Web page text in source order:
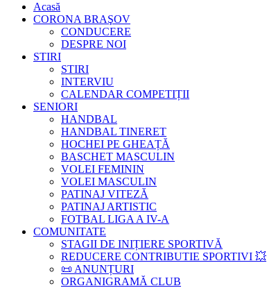
Acasă
CORONA BRAŞOV
CONDUCERE
DESPRE NOI
STIRI
STIRI
INTERVIU
CALENDAR COMPETIȚII
SENIORI
HANDBAL
HANDBAL TINERET
HOCHEI PE GHEAȚĂ
BASCHET MASCULIN
VOLEI FEMININ
VOLEI MASCULIN
PATINAJ VITEZĂ
PATINAJ ARTISTIC
FOTBAL LIGA A IV-A
COMUNITATE
STAGII DE INIȚIERE SPORTIVĂ
REDUCERE CONTRIBUTIE SPORTIVI 💥
📜 ANUNȚURI
ORGANIGRAMĂ CLUB